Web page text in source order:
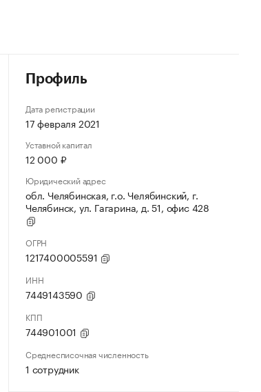
Профиль
Дата регистрации
17 февраля 2021
Уставной капитал
12 000 ₽
Юридический адрес
обл. Челябинская, г.о. Челябинский, г.
Челябинск, ул. Гагарина, д. 51, офис 428
ОГРН
1217400005591
ИНН
7449143590
КПП
744901001
Среднесписочная численность
1 сотрудник